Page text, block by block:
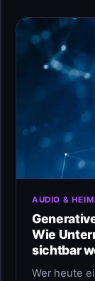
AUDIO &
Wie
sichtbar
Wer heute